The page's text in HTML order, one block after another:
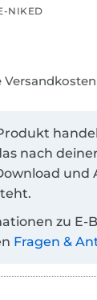
NIKED
Versandkosten
nach
und
zu E-
Fragen &